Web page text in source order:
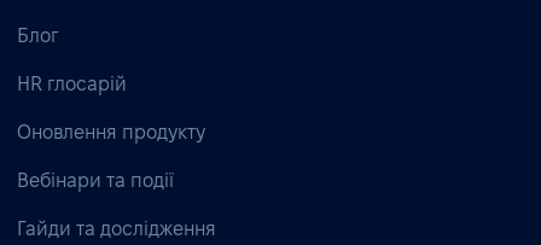
Блог
HR глосарій
Оновлення продукту
Вебінари та події
Гайди та дослідження